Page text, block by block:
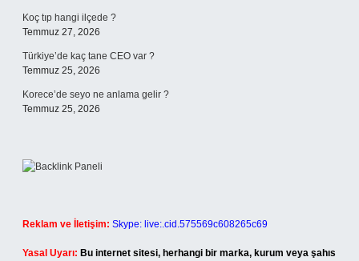
Koç tıp hangi ilçede ?
Temmuz 27, 2026
Türkiye’de kaç tane CEO var ?
Temmuz 25, 2026
Korece’de seyo ne anlama gelir ?
Temmuz 25, 2026
Reklam ve İletişim: Skype: live:.cid.575569c608265c69
Yasal Uyarı: Bu internet sitesi, herhangi bir marka, kurum veya şahıs